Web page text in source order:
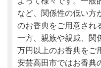
など、関係性の低い方
のお香典をご用意され
一方、親族や親戚、関
万円以上のお香典をご
安芸高田市ではお香典